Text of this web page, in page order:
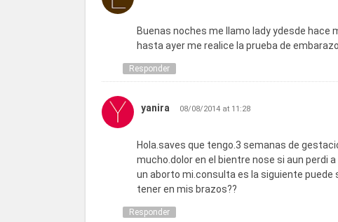
Buenas noches me llamo lady ydesde
hasta ayer me realice la prueba de
Responder
yanira 08/08/2014 at 11:28
Hola.saves que tengo.3 semanas de
mucho.dolor en el bientre nose si aun perdi
un aborto mi.consulta es la siguiente puede
tener en mis brazos??
Responder